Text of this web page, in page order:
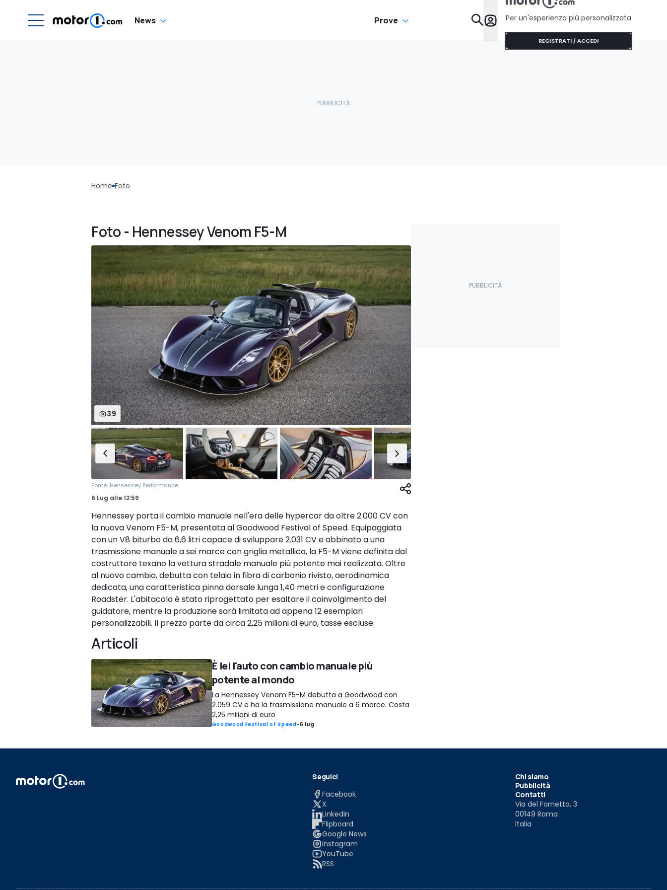
News Prove Da Sapere
Per un'esperienza più personalizzata
REGISTRATI / ACCEDI
Home Foto
Foto - Hennessey Venom F5-M
39
Fonte: Hennessey Performance
6 Lug alle12:59
Hennessey porta il cambio manuale nell'era delle hypercar da oltre 2.000 CV con
la nuova Venom F5-M, presentata al Goodwood Festival of Speed. Equipaggiata
con un V8 biturbo da 6,6 litri capace di sviluppare 2.031 CV e abbinato a una
trasmissione manuale a sei marce con griglia metallica, la F5-M viene definita dal
costruttore texano la vettura stradale manuale più potente mai realizzata. Oltre
al nuovo cambio, debutta con telaio in fibra di carbonio rivisto, aerodinamica
dedicata, una caratteristica pinna dorsale lunga 1,40 metri e configurazione
Roadster. L'abitacolo è stato riprogettato per esaltare il coinvolgimento del
guidatore, mentre la produzione sarà limitata ad appena 12 esemplari
personalizzabili. Il prezzo parte da circa 2,25 milioni di euro, tasse escluse.
Articoli
È lei l'auto con cambio manuale più
potente al mondo
La Hennessey Venom F5-M debutta a Goodwood con
2.059 CV e ha la trasmissione manuale a 6 marce. Costa
2,25 milioni di euro
Goodwood Festival of Speed-6 lug
Seguici
Facebook
X
LinkedIn
Flipboard
Google News
Instagram
YouTube
RSS
Chi siamo
Pubblicità
Contatti
Via del Fornetto, 3
00149 Roma
Italia